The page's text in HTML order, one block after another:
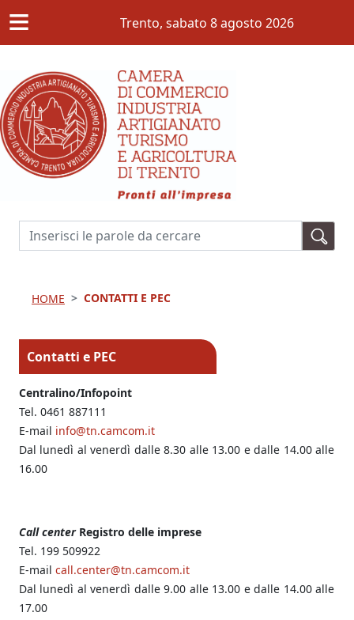
≡ Trento, sabato 8 agosto 2026
Cerca
HOME CONTATTI E PEC
Contatti e PEC
Centralino/Infopoint
Tel. 0461 887111
E-mail info@tn.camcom.it
Dal lunedì al venerdì dalle 8.30 alle 13.00 e dalle 14.00 alle
16.00
Call center Registro delle imprese
Tel. 199 509922
E-mail call.center@tn.camcom.it
Dal lunedì al venerdì dalle 9.00 alle 13.00 e dalle 14.00 alle
17.00